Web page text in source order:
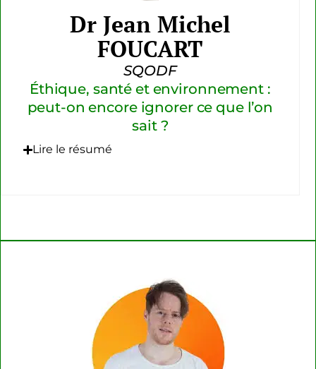
Dr Jean Michel
FOUCART
SQODF
Éthique, santé et environnement :
peut-on encore ignorer ce que l’on
sait ?
Lire le résumé